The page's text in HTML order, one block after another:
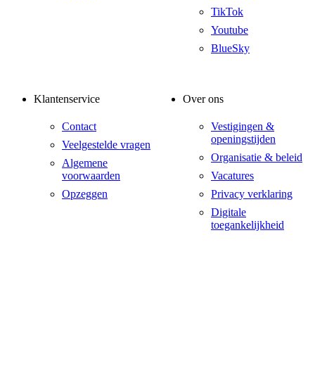
TikTok
Youtube
BlueSky
Klantenservice
Contact
Veelgestelde vragen
Algemene
voorwaarden
Opzeggen
Over ons
Vestigingen &
openingstijden
Organisatie & beleid
Vacatures
Privacy verklaring
Digitale
toegankelijkheid